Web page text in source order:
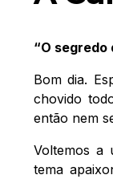
“O segredo
Bom dia.
chovido
então nem
Voltemos a
tema